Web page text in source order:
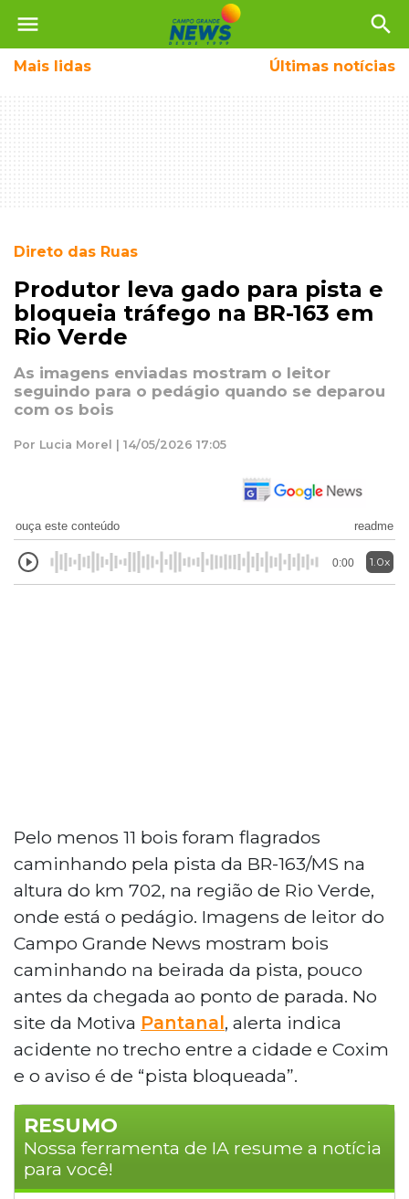
menu search
Mais lidas Últimas notícias
Direto das Ruas
Produtor leva gado para pista e
bloqueia tráfego na BR-163 em
Rio Verde
As imagens enviadas mostram o leitor
seguindo para o pedágio quando se deparou
com os bois
Por Lucia Morel | 14/05/2026 17:05
ouça este conteúdo readme
0:00 1.0x
Pelo menos 11 bois foram flagrados
caminhando pela pista da BR-163/MS na
altura do km 702, na região de Rio Verde,
onde está o pedágio. Imagens de leitor do
Campo Grande News mostram bois
caminhando na beirada da pista, pouco
antes da chegada ao ponto de parada. No
site da Motiva Pantanal, alerta indica
acidente no trecho entre a cidade e Coxim
e o aviso é de “pista bloqueada”.
RESUMO
Nossa ferramenta de IA resume a notícia
para você!